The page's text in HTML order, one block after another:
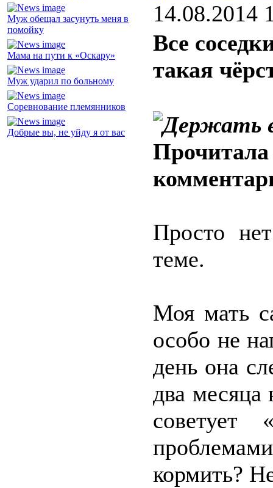
Муж обещал засунуть меня в
помойку
Мама на пути к «Оскару»
Муж ударил по больному
Соревнование племянников
Добрые вы, не уйду я от вас
14.08.2014
Все
такая
Просто
теме.
Моя мать
особо не
день она
два месяца
советует
кормить?